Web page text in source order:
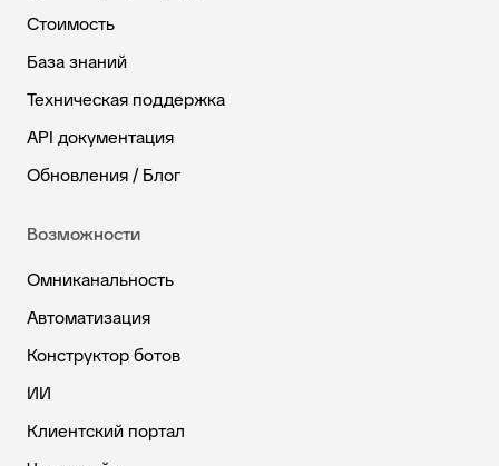
Стоимость
База знаний
Техническая поддержка
API документация
Обновления / Блог
Возможности
Омниканальность
Автоматизация
Конструктор ботов
ИИ
Клиентский портал